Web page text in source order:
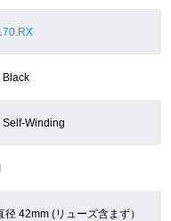
Black
Self-Winding
径 42mm (リューズ含まず）